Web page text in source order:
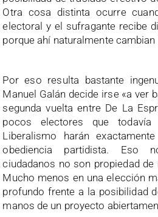
Otra cosa distinta ocurre
electoral y el sufragante recibe
porque ahí naturalmente
Por eso resulta bastante
Manuel Galán decide irse «a ver
segunda vuelta entre De La
pocos electores que todavía
Liberalismo harán
obediencia partidista. Eso
ciudadanos no son propiedad
Mucho menos en una elección
profundo frente a la posibilidad
manos de un proyecto